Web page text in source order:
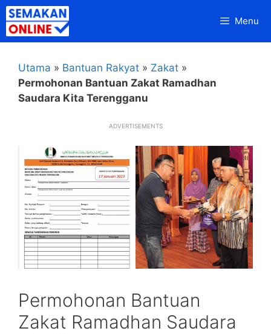
Skip
to
content
Menu
Utama » Bantuan Rakyat » Zakat »
Permohonan Bantuan Zakat Ramadhan
Saudara Kita Terengganu
ADVERTISEMENTS
Permohonan Bantuan
Zakat Ramadhan Saudara